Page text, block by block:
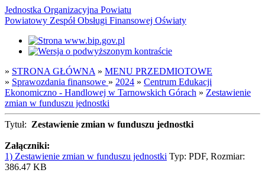
Jednostka Organizacyjna Powiatu
Powiatowy Zespół Obsługi Finansowej Oświaty
» STRONA GŁÓWNA » MENU PRZEDMIOTOWE
» Sprawozdania finansowe » 2024 » Centrum Edukacji
Ekonomiczno - Handlowej w Tarnowskich Górach » Zestawienie
zmian w funduszu jednostki
Tytuł: Zestawienie zmian w funduszu jednostki
Załączniki:
1) Zestawienie zmian w funduszu jednostki Typ: PDF, Rozmiar:
386.47 KB